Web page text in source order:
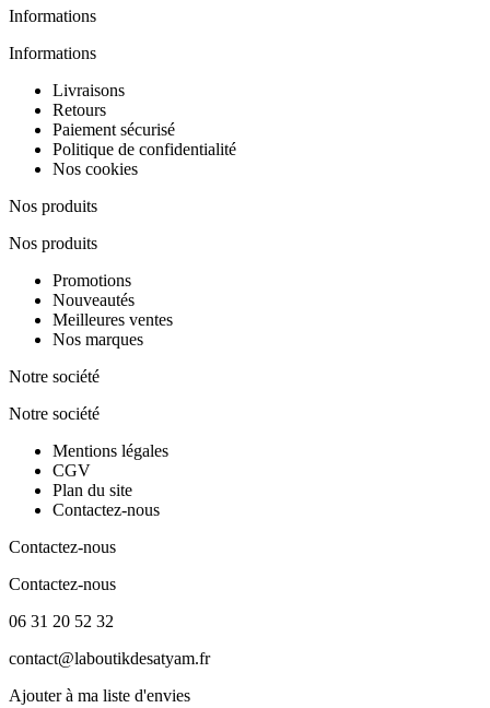
Informations
Informations
Livraisons
Retours
Paiement sécurisé
Politique de confidentialité
Nos cookies
Nos produits
Nos produits
Promotions
Nouveautés
Meilleures ventes
Nos marques
Notre société
Notre société
Mentions légales
CGV
Plan du site
Contactez-nous
Contactez-nous
Contactez-nous
06 31 20 52 32
contact@laboutikdesatyam.fr
Ajouter à ma liste d'envies